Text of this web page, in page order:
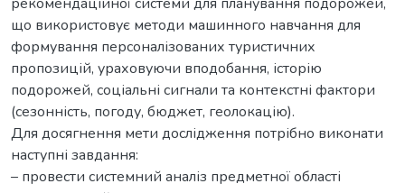
що використовує методи машинного навчання для
формування персоналізованих туристичних
пропозицій, ураховуючи вподобання, історію
подорожей, соціальні сигнали та контекстні фактори
(сезонність, погоду, бюджет, геолокацію).
Для досягнення мети дослідження потрібно виконати
наступні завдання:
– провести системний аналіз предметної області